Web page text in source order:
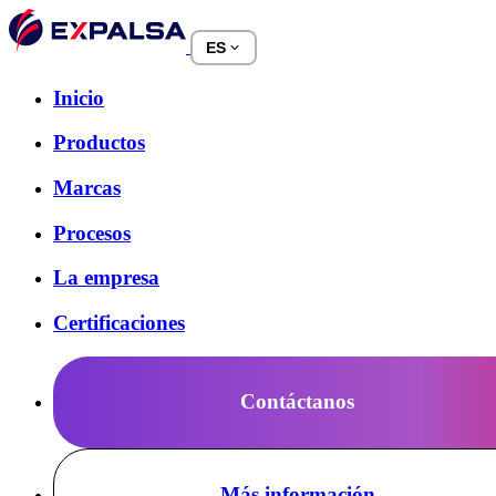
ES
Inicio
Productos
Marcas
Procesos
La empresa
Certificaciones
Contáctanos